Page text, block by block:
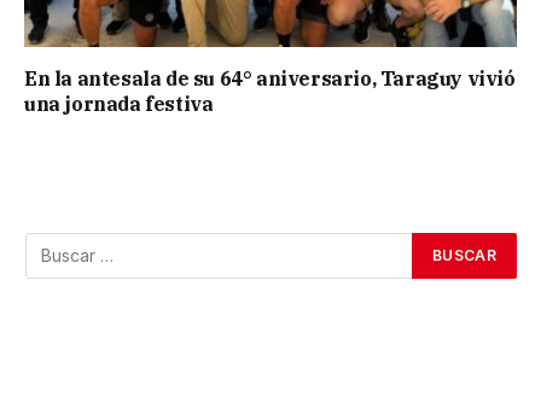
En la antesala de su 64° aniversario, Taraguy vivió
una jornada festiva